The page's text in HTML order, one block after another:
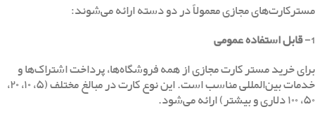
مسترکارت‌های مجازی معمولاً در دو دسته ارائه می‌شوند:
1- قابل استفاده عمومی
برای خرید مستر کارت مجازی از همه فروشگاه‌ها، پرداخت اشتراک‌ها و
خدمات بین‌المللی مناسب است. این نوع کارت در مبالغ مختلف (۵، ۱۰، ۲۰،
۵۰، ۱۰۰ دلاری و بیشتر) ارائه می‌شود.